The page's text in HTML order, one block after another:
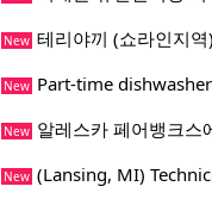
New 테리야끼 (쇼라인지역)
New Part-time
New 알레스카 페어뱅크스
New (Lansing, MI)